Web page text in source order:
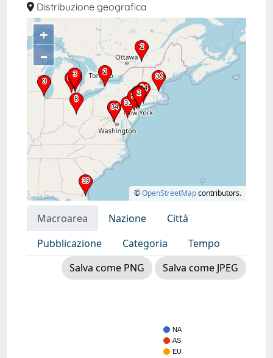
Distribuzione geografica
+
–
©OpenStreetMapcontributors.
Macroarea Nazione
Città
Pubblicazione
Categoria
Tempo
Salva come PNG
Salva come JPEG
NA
AS
EU